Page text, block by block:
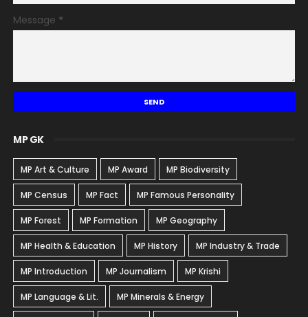
Message *
MP GK
MP Art & Culture MP Award MP Biodiversity
MP Census MP Fact MP Famous Personality
MP Forest MP Formation MP Geography
MP Health & Education MP History MP Industry & Trade
MP Introduction MP Journalism MP Krishi
MP Language & Lit. MP Minerals & Energy